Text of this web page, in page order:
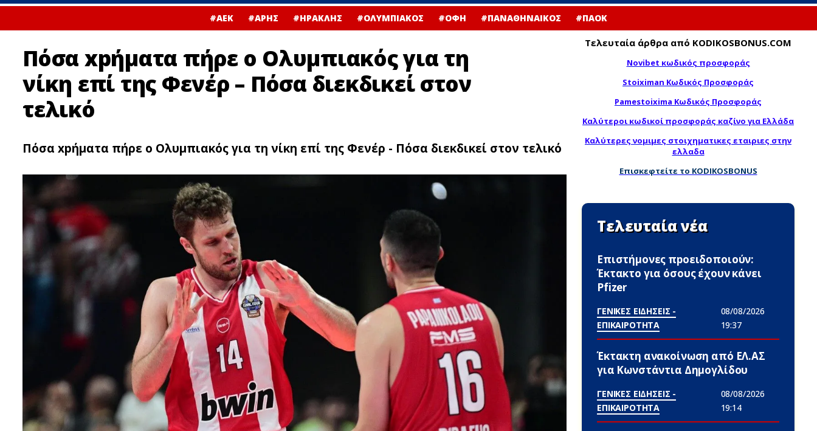
#ΑΕΚ #ΑΡΗΣ #ΗΡΑΚΛΗΣ #ΟΛΥΜΠΙΑΚΟΣ #ΟΦΗ #ΠΑΝΑΘΗΝΑΙΚΟΣ #ΠΑΟΚ
Πόσα xpήματα πήρε ο Ολυμπιακός για τη
νίκη επί της Φενέρ – Πόσα διεκδικεί στον
τελικό
Πόσα xpήματα πήρε ο Ολυμπιακός για τη νίκη επί της Φενέρ - Πόσα διεκδικεί στον τελικό
Τελευταία άρθρα από KODIKOSBONUS.COM
Novibet κωδικός προσφοράς
Stoiximan Κωδικός Προσφοράς
Pamestoixima Κωδικός Προσφοράς
Καλύτεροι κωδικοί προσφοράς καζίνο για Ελλάδα
Καλύτερες νομιμες στοιχηματικες εταιριες στην
ελλαδα
Επισκεφτείτε το KODIKOSBONUS
Τελευταία νέα
Επιστήμονες πpοειδοποιούν:
Έκτακτο για όσους έχουν κάνει
Pfizer
ΓΕΝΙΚΕΣ ΕΙΔΗΣΕΙΣ -
ΕΠΙΚΑΙΡΟΤΗΤΑ
08/08/2026
19:37
Έκτακτη ανακοίνωση από ΕΛ.ΑΣ
για Κωνστάντια Δημογλίδου
ΓΕΝΙΚΕΣ ΕΙΔΗΣΕΙΣ -
ΕΠΙΚΑΙΡΟΤΗΤΑ
08/08/2026
19:14